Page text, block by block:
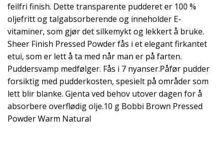
feilfri finish. Dette transparente pudderet er 100 %
oljefritt og talgabsorberende og inneholder E-
vitaminer, som gjør det silkemykt og lekkert å bruke.
Sheer Finish Pressed Powder fås i et elegant firkantet
etui, som er lett å ta med når man er på farten.
Puddersvamp medfølger. Fås i 7 nyanser.Påfør pudder
forsiktig med pudderkosten, spesielt på områder som
lett blir blanke. Gjenta ved behov utover dagen for å
absorbere overflødig olje.10 g Bobbi Brown Pressed
Powder Warm Natural